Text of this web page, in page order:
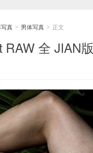
真 > 男体写真 > 正文
RAW 全 JIAN版